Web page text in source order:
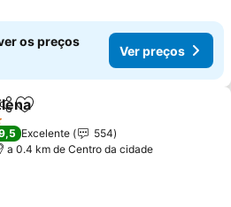
os preços
Ver preços
Adicionar aos favoritos
Excelente
554
a 0.4 km de Centro da cidade